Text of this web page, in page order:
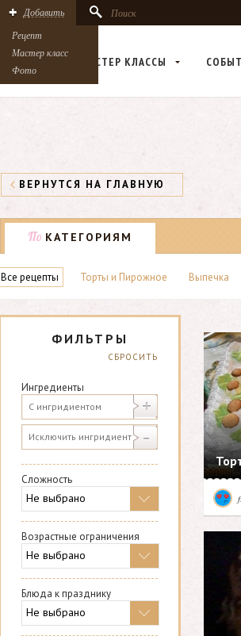
Добавить
Рецепт
Мастер класс
Фото
Поиск
РЕЦЕПТЫ МАСТЕР КЛАСCЫ
ВЕРНУТСЯ НА ГЛАВНУЮ
По КАТЕГОРИЯМ
Все рецепты Торты и Пирожное Выпечка
ФИЛЬТРЫ
СБРОСИТЬ
Ингредиенты
Сложность
Возрастные ограничения
Блюда к празднику